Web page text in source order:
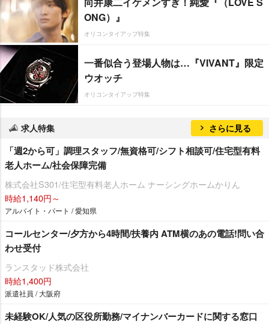
ONG）』
オリコンタイアップ特集
一番似合う登場人物は…『VIVANT』限定
ウオッチ
オリコンタイアップ特集
求人特集 さらに見る
「週2から可」調理スタッフ/無資格可/シフト相談可/住宅型有料
老人ホーム/社会保障完備
株式会社S301/住宅型有料老人ホーム ナーシングホームかりん
時給1,140円～
アルバイト・パート / 愛知県
コールセンター/夕方から4時間/扶養内 ATM横のあの電話!問い合
わせ受付
ランスタッド株式会社
時給1,400円
派遣社員 / 大阪府
未経験OK/人気の区役所勤務/マイナンバーカードに関する窓口